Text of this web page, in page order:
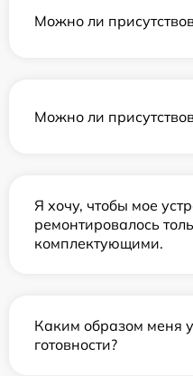
Можно ли
Можно ли
Я хочу, чтобы мое
ремонтировалось
комплектующими.
Каким образом меня
готовности?